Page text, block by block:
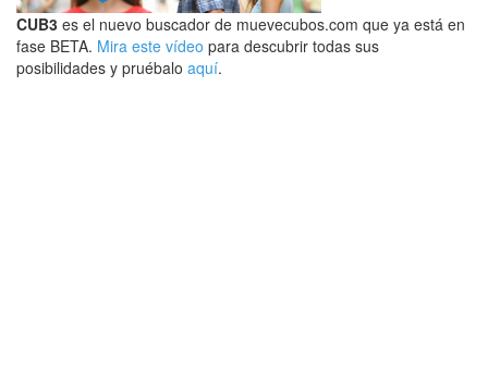
CUB3 es el nuevo buscador de muevecubos.com que ya está en
fase BETA. Mira este vídeo para descubrir todas sus
posibilidades y pruébalo aquí.